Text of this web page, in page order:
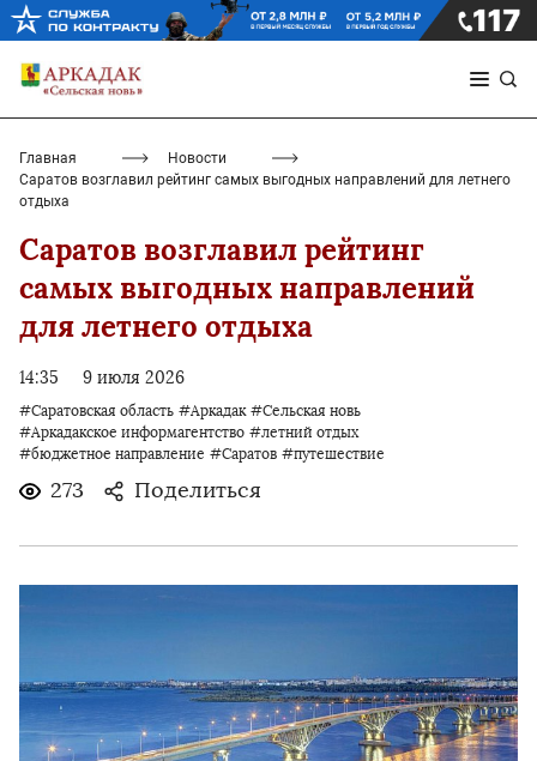
Главная
Новости
Саратов возглавил рейтинг самых выгодных направлений для летнего
отдыха
Саратов возглавил рейтинг
самых выгодных направлений
для летнего отдыха
14:35 9 июля 2026
#Саратовская область #Аркадак #Сельская новь
#Аркадакское информагентство #летний отдых
#бюджетное направление #Саратов #путешествие
273 Поделиться